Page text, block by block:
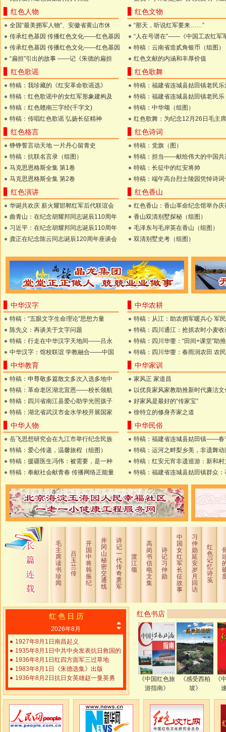
红色人物
全国“最美拥军人物”、安徽省黄山市休
传承红色基因 传播红色文化——红色基因
传承红色基因 传播红色文化——红色基因
“扁担”引出的故事 ——记《朱德的扁担
红色文物
“那天，听说红军要来……”
“人在号谱在”——《中国工农红军
特稿：云南省造贰角银币（组图）
红色文献的内涵和丰厚价值
红色歌谣
特稿：我珍藏的《红安革命歌谣选》
特稿：红色歌谣中的女红军形象建构及
特稿：红色赣南三字经(千字文)
特稿：传唱红色歌谣 弘扬长征精神
红色歌舞
特稿：福建省连城县姑田镇老民乐
特稿：福建省连城县姑田镇老民乐
特稿：中华颂（组图）
红色歌舞：为纪念12月26日毛主
红色格言
铮铮誓言动天地 一片丹心留青史
特稿：抗联名言录（组图）
马克思恩格斯全集 第1卷
马克思恩格斯全集 第2卷
红色诗词
特稿：党旗（图）
特稿：担当——献给伟大的中国共
特稿：长征中的红安将帅
特稿：端午高台烈士陵园凭悼诗词
红色演讲
华诞共欢庆 薪火耀邯郸红军后代联谊会
曲青山：在纪念胡耀邦同志诞辰110周年
习近平：在纪念胡耀邦同志诞辰110周年
龚正在纪念陈云同志诞辰120周年座谈会
红色香山
红色香山：香山革命纪念馆举办庆
香山双清别墅探秘（组图）
毛泽东与毛岸英在香山（组图）
双清别墅史考（组图）
中华汉字
特稿：“五眼文字生命理论”思想力量
陈先义：再谈关于文字问题
特稿：行走在中华汉字天地间——吕永
中华汉字：馆校联谊 学教融合——中国
中华农耕
特稿：从江：助农拥军暖兵心 军
特稿：四川通江：抢抓农时小麦收
特稿：四川华蓥：“田间+课堂”助推
特稿：四川华蓥：春雨润农田 农
中华教育
特稿：申尊敬多篇散文多次入选多地中
特稿：革命老区湖北宣恩——校长领航
特稿：四川省南江县爱心助学光照孩子
特稿：湖北省武汉市金水学校开展国家
中华家训
家风正 家道昌
以优良家风家教助推新时代廉洁文
好家风是最好的“传家宝”
徐特立的修身齐家之道
中华人物
岳飞思想研究会在九江市举行纪念民族
特稿：爱心传递，温馨旅程（组图）
特稿：援疆医生冯伟：被需要，是一种
特稿：奉献社会献青春 传播网络正能量
中华民俗
特稿：福建省连城县姑田镇——春
特稿：运河之畔梨乡美，非遗舞动
特稿：红安元宵非遗巡游：新和村
特稿：福建省连城县姑田镇群众：
毛
主
席
读
书
珍
闻
吕
玉
兰
传
开
国
中
将
韩
振
纪
井
冈
山
秘
密
交
通
线
诗
记
一
代
传
奇
萧
军
渡
江
颂
高
岗
书
信
电
文
集
诗
记
习
仲
勋
中
国
女
红
军
长
征
故
事
习
仲
勋
延
安
岁
月
回
访
红
色
记
忆
诗
笺
红色书店
《中国红色旅
游指南》
《感受西柏
坡》
《